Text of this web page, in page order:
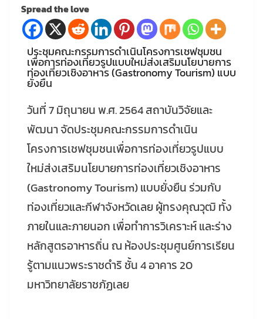
Spread the love
ประชุมคณะกรรมการดำเนินโครงการเชฟชุมชน
เพื่อการท่องเที่ยวรูปแบบใหม่ส่งเสริมนโยบายการ
ท่องเที่ยวเชิงอาหาร (Gastronomy Tourism) แบบ
ยั่งยืน
วันที่ 7 มิถุนายน พ.ศ. 2564 สถาบันวิจัยและ
พัฒนา จัดประชุมคณะกรรมการดำเนิน
โครงการเชฟชุมชนเพื่อการท่องเที่ยวรูปแบบ
ใหม่ส่งเสริมนโยบายการท่องเที่ยวเชิงอาหาร
(Gastronomy Tourism) แบบยั่งยืน ร่วมกับ
ท่องเที่ยวและกีฬาจังหวัดเลย ผู้ทรงคุณวุฒิ ทั้ง
ภายในและภายนอก เพื่อทำการวิเคราะห์ และร่าง
หลักสูตรอาหารถิ่น ณ ห้องประชุมศูนย์การเรียน
รู้ตามแนวพระราชดำริ ชั้น 4 อาคาร 20
มหาวิทยาลัยราชภัฏเลย